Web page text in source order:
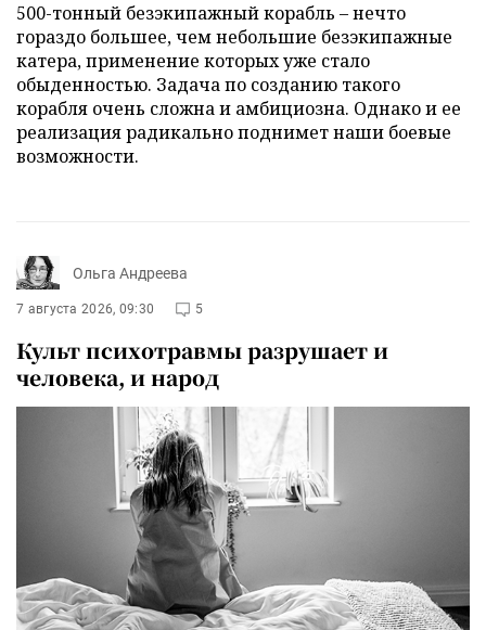
500-тонный безэкипажный корабль – нечто
гораздо большее, чем небольшие безэкипажные
катера, применение которых уже стало
обыденностью. Задача по созданию такого
корабля очень сложна и амбициозна. Однако и ее
реализация радикально поднимет наши боевые
возможности.
Ольга Андреева
7 августа 2026, 09:30 5
Культ психотравмы разрушает и
человека, и народ